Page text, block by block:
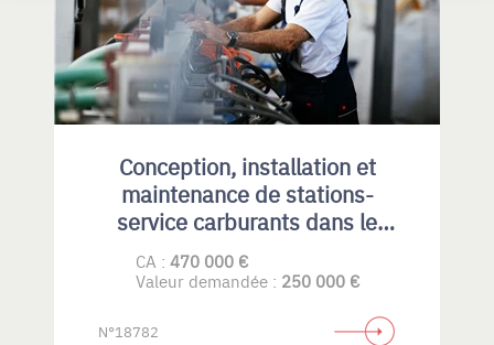
Conception, installation et
maintenance de stations-
service carburants dans le
Privatif et collectivités
CA : 470 000 €
Valeur demandée : 250 000 €
N°18782